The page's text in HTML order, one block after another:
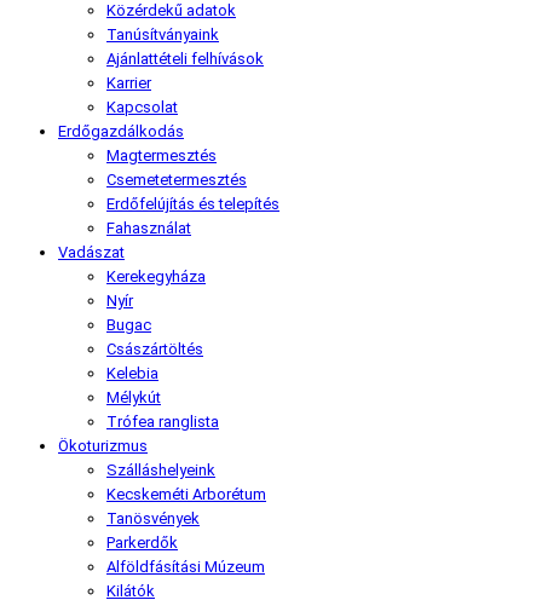
Közérdekű adatok
Tanúsítványaink
Ajánlattételi felhívások
Karrier
Kapcsolat
Erdőgazdálkodás
Magtermesztés
Csemetetermesztés
Erdőfelújítás és telepítés
Fahasználat
Vadászat
Kerekegyháza
Nyír
Bugac
Császártöltés
Kelebia
Mélykút
Trófea ranglista
Ökoturizmus
Szálláshelyeink
Kecskeméti Arborétum
Tanösvények
Parkerdők
Alföldfásítási Múzeum
Kilátók